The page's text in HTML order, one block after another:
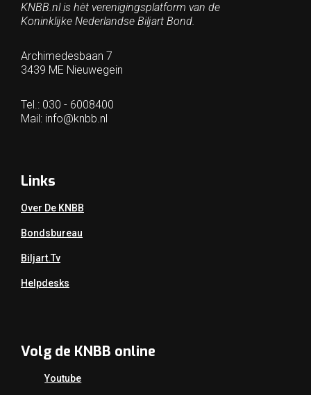
KNBB.nl is hèt verenigingsplatform van de
Koninklijke Nederlandse Biljart Bond.
Archimedesbaan 7
3439 ME Nieuwegein
Tel.: 030 - 6008400
Mail: info@knbb.nl
Links
Over De KNBB
Bondsbureau
Biljart.tv
Helpdesks
Volg de KNBB online
Youtube